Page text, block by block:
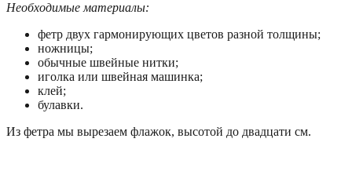
Необходимые материалы:
фетр двух гармонирующих цветов разной толщины;
ножницы;
обычные швейные нитки;
иголка или швейная машинка;
клей;
булавки.
Из фетра мы вырезаем флажок, высотой до двадцати см.